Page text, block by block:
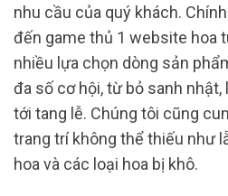
nhu cầu của quý khách.
đến game thủ 1 website hoa
nhiều lựa chọn dòng sản
đa số cơ hội, từ bỏ sanh
tới tang lễ. Chúng tôi cũng
trang trí không thể thiếu như
hoa và các loại hoa bị khô.